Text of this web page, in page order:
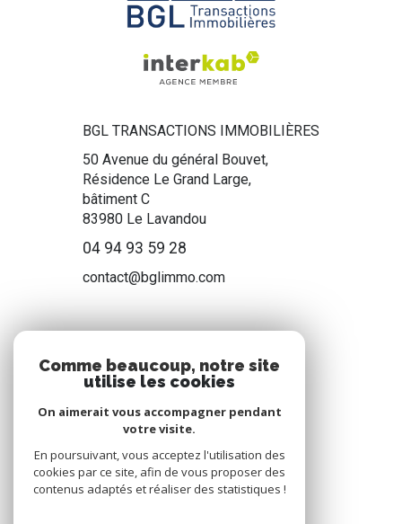
BGL TRANSACTIONS IMMOBILIÈRES
50 Avenue du général Bouvet,
Résidence Le Grand Large,
bâtiment C
83980 Le Lavandou
04 94 93 59 28
contact@bglimmo.com
Nous suivre
Comme beaucoup, notre site
utilise les cookies
On aimerait vous accompagner pendant
votre visite.
En poursuivant, vous acceptez l'utilisation des
cookies par ce site, afin de vous proposer des
contenus adaptés et réaliser des statistiques !